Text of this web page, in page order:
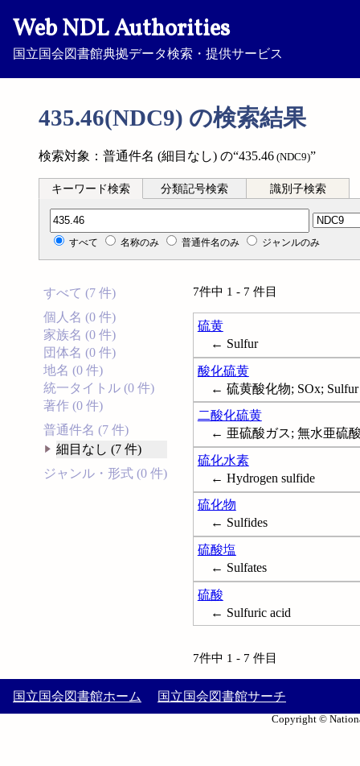
Web NDL Authorities
国立国会図書館典拠データ検索・提供サービス
435.46(NDC9) の検索結果
検索対象：普通件名 (細目なし) の“435.46 (NDC9)”
キーワード検索 分類記号検索 識別子検索
分類記号検索
すべて 名称のみ 普通件名のみ ジャンルのみ
すべて (7 件)
個人名 (0 件)
家族名 (0 件)
団体名 (0 件)
地名 (0 件)
統一タイトル (0 件)
著作 (0 件)
普通件名 (7 件)
細目なし (7 件)
ジャンル・形式 (0 件)
7件中 1 - 7 件目
硫黄
← Sulfur
酸化硫黄
← 硫黄酸化物; SOx; Sulfur
二酸化硫黄
← 亜硫酸ガス; 無水亜硫
硫化水素
← Hydrogen sulfide
硫化物
← Sulfides
硫酸塩
← Sulfates
硫酸
← Sulfuric acid
7件中 1 - 7 件目
国立国会図書館ホーム 国立国会図書館サーチ
Copyright ©